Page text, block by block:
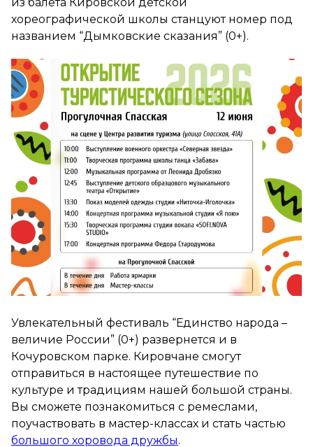
хореографической школы станцуют номер под
названием “Дымковские сказания” (0+).
Увлекательный фестиваль “Единство народа –
величие России” (0+) развернется и в
Кочуровском парке. Кировчане смогут
отправиться в настоящее путешествие по
культуре и традициям нашей большой страны.
Вы сможете познакомиться с ремеслами,
поучаствовать в мастер-классах и стать частью
большого хоровода дружбы.